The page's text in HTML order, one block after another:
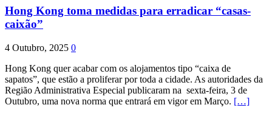
Hong Kong toma medidas para erradicar “casas-
caixão”
4 Outubro, 2025 0
Hong Kong quer acabar com os alojamentos tipo “caixa de
sapatos”, que estão a proliferar por toda a cidade. As autoridades da
Região Administrativa Especial publicaram na sexta-feira, 3 de
Outubro, uma nova norma que entrará em vigor em Março. […]